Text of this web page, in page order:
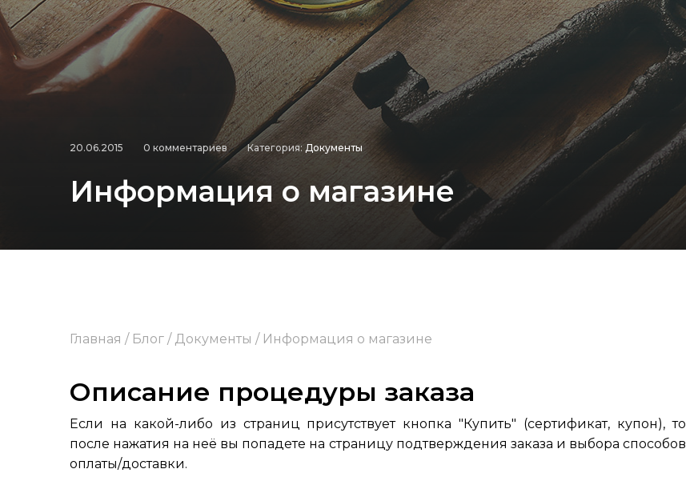
20.06.2015 0 комментариев Категория: Документы
Информация о магазине
Главная / Блог / Документы / Информация о магазине
Описание процедуры заказа
Если на какой-либо из страниц присутствует кнопка "Купить" (сертификат, купон), то
после нажатия на неё вы попадете на страницу подтверждения заказа и выбора способов
оплаты/доставки.